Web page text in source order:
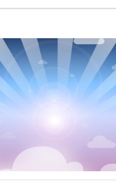
السعودي هادئًا في زمن